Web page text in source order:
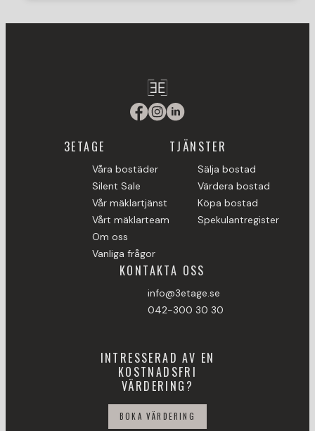
3ETAGE
Våra bostäder
Silent Sale
Vår mäklartjänst
Vårt mäklarteam
Om oss
Vanliga frågor
TJÄNSTER
Sälja bostad
Värdera bostad
Köpa bostad
Spekulantregister
KONTAKTA OSS
info@3etage.se
042-300 30 30
INTRESSERAD AV EN
KOSTNADSFRI
VÄRDERING?
BOKA VÄRDERING